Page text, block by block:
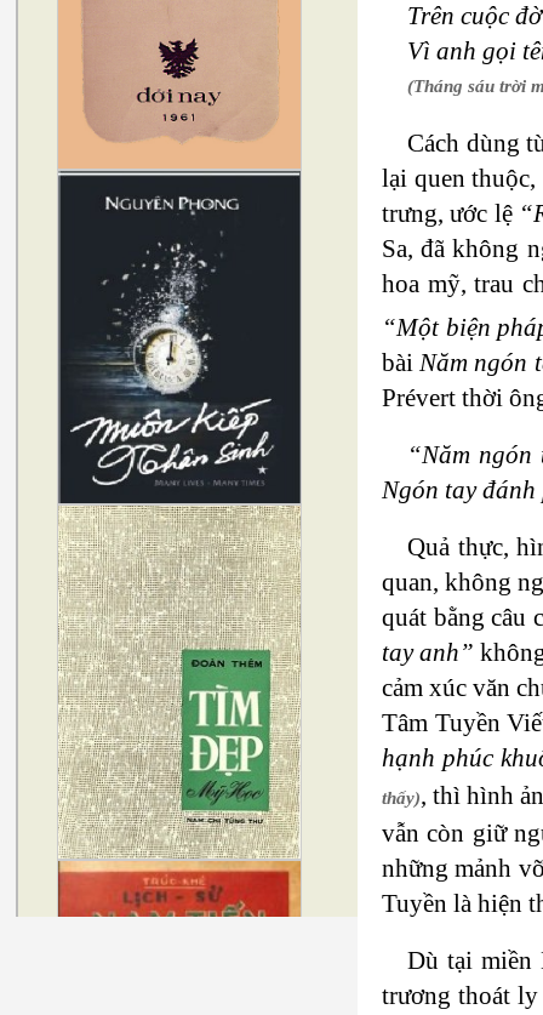
Trên cuộc
Vì anh gọi
(Tháng sáu trời
Cách dùng
lại quen
trưng, ước lệ
Sa, đã không
hoa mỹ, trau
“Một biện
bàiNăm ngón
Prévert thời
“Năm
Ngón tay
Quả thực,
quan, không
quát bằng câu
tay anh”
cảm xúc văn
Tâm Tuyền
hạnh phúc
thấy), thì hình
vẫn còn giữ
những mảnh
Tuyền là hiện
Dù tại miền
trương thoát ly